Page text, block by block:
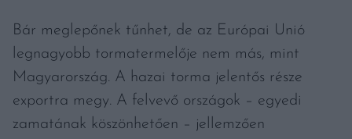
Bár meglepőnek tűnhet, de az Európai Unió
legnagyobb tormatermelője nem más, mint
Magyarország. A hazai torma jelentős része
exportra megy. A felvevő országok – egyedi
zamatának köszönhetően – jellemzően